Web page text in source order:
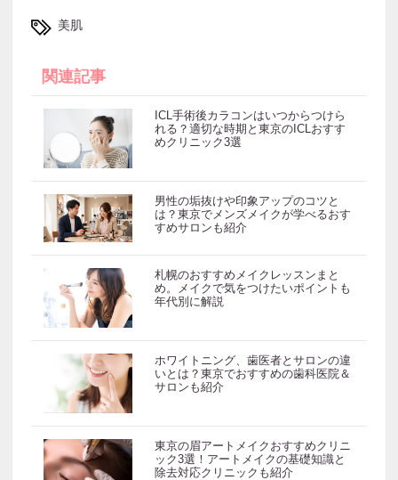
美肌
関連記事
ICL手術後カラコンはいつからつけら
れる？適切な時期と東京のICLおすす
めクリニック3選
男性の垢抜けや印象アップのコツと
は？東京でメンズメイクが学べるおす
すめサロンも紹介
札幌のおすすめメイクレッスンまと
め。メイクで気をつけたいポイントも
年代別に解説
ホワイトニング、歯医者とサロンの違
いとは？東京でおすすめの歯科医院＆
サロンも紹介
東京の眉アートメイクおすすめクリニ
ック3選！アートメイクの基礎知識と
除去対応クリニックも紹介